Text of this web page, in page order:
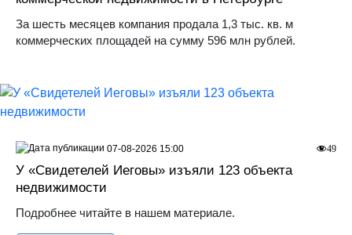
За шесть месяцев компания продала 1,3 тыс. кв. м
коммерческих площадей на сумму 596 млн рублей.
У «Свидетелей Иеговы» изъяли 123 объекта
недвижимости
Подробнее читайте в нашем материале.
49
07-08-2026 15:00